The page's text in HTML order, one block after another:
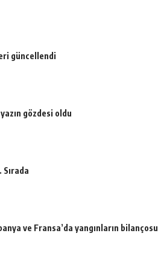
güncellendi
gözdesi oldu
ve Fransa’da yangınların bilançosu